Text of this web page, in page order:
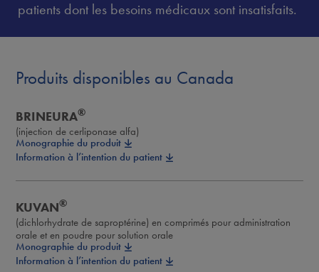
patients dont les besoins médicaux sont insatisfaits.
Produits disponibles au Canada
BRINEURA®
(injection de cerliponase alfa)
Monographie du produit
Information à l’intention du patient
KUVAN®
(dichlorhydrate de saproptérine) en comprimés pour administration
orale et en poudre pour solution orale
Monographie du produit
Information à l’intention du patient